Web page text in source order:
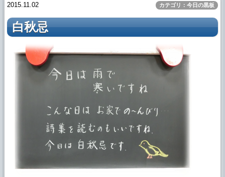
2015.11.02 カテゴリ：今日の黒板
白秋忌